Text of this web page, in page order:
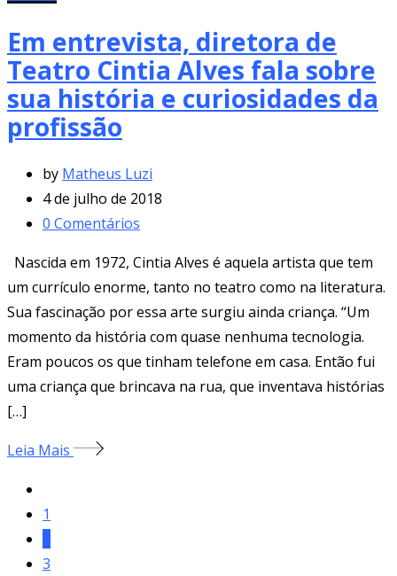
Em entrevista, diretora de
Teatro Cintia Alves fala sobre
sua história e curiosidades da
profissão
by Matheus Luzi
4 de julho de 2018
0 Comentários
Nascida em 1972, Cintia Alves é aquela artista que tem
um currículo enorme, tanto no teatro como na literatura.
Sua fascinação por essa arte surgiu ainda criança. “Um
momento da história com quase nenhuma tecnologia.
Eram poucos os que tinham telefone em casa. Então fui
uma criança que brincava na rua, que inventava histórias
[…]
Leia Mais
1
3